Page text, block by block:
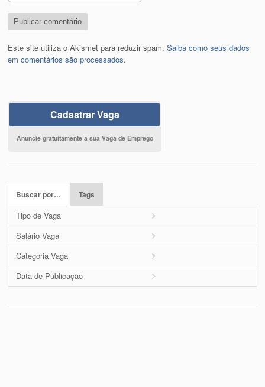
Este site utiliza o Akismet para reduzir spam.Saiba como seus dados
em comentários são processados.
Cadastrar Vaga
Anuncie gratuitamente a sua Vaga de Emprego
Buscar por… Tags
Tipo de Vaga
Salário Vaga
Categoria Vaga
Data de Publicação